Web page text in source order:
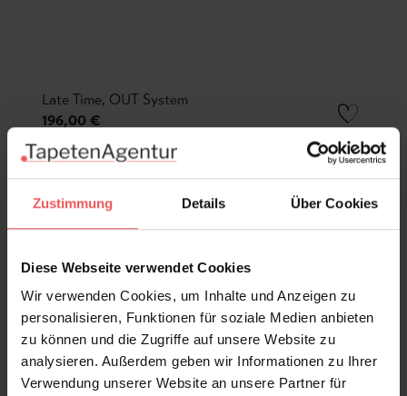
Zustimmung Details Über Cookies
Diese Webseite verwendet Cookies
Wir verwenden Cookies, um Inhalte und Anzeigen zu
personalisieren, Funktionen für soziale Medien anbieten
zu können und die Zugriffe auf unsere Website zu
analysieren. Außerdem geben wir Informationen zu Ihrer
Verwendung unserer Website an unsere Partner für
Late Time, OUT System
196,00 €